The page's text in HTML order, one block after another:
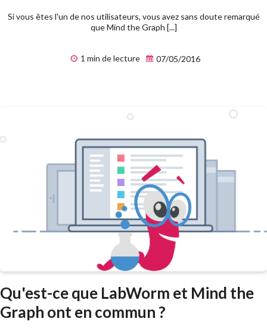
Si vous êtes l'un de nos utilisateurs, vous avez sans doute remarqué
que Mind the Graph [...]
1 min de lecture 07/05/2016
Qu'est-ce que LabWorm et Mind the
Graph ont en commun ?